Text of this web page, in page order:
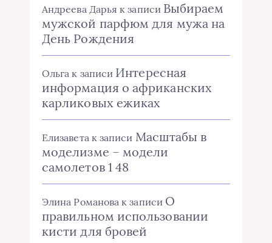
Андреева Дарья к записи Выбираем
мужской парфюм для мужа на
День Рождения
Ольга к записи Интересная
информация о африканских
карликовых ежиках
Елизаветак записи Масштабы в
моделизме – модели
самолетов 1 48
Элина Романова к записи О
правильном использовании
кисти для бровей